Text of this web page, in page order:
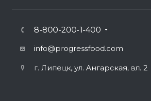
8-800-200-1-400
info@progressfood.com
г. Липецк, ул. Ангарская, вл. 2